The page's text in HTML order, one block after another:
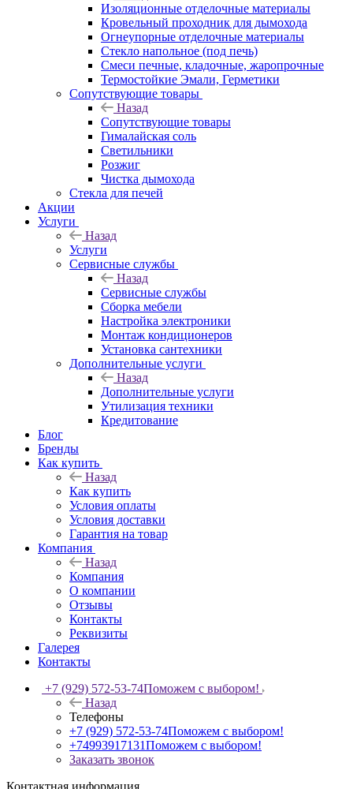
Изоляционные отделочные материалы
Кровельный проходник для дымохода
Огнеупорные отделочные материалы
Стекло напольное (под печь)
Смеси печные, кладочные, жаропрочные
Термостойкие Эмали, Герметики
Сопутствующие товары
Назад
Сопутствующие товары
Гималайская соль
Светильники
Розжиг
Чистка дымохода
Стекла для печей
Акции
Услуги
Назад
Услуги
Сервисные службы
Назад
Сервисные службы
Сборка мебели
Настройка электроники
Монтаж кондиционеров
Установка сантехники
Дополнительные услуги
Назад
Дополнительные услуги
Утилизация техники
Кредитование
Блог
Бренды
Как купить
Назад
Как купить
Условия оплаты
Условия доставки
Гарантия на товар
Компания
Назад
Компания
О компании
Отзывы
Контакты
Реквизиты
Галерея
Контакты
+7 (929) 572-53-74Поможем с выбором!
Назад
Телефоны
+7 (929) 572-53-74Поможем с выбором!
+74993917131Поможем с выбором!
Заказать звонок
Контактная информация